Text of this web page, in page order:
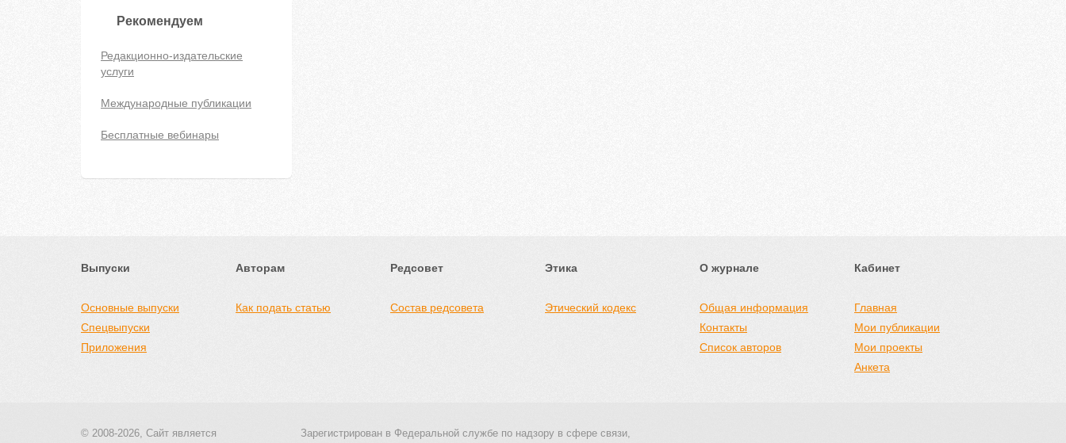
Рекомендуем
Редакционно-издательские
услуги
Международные публикации
Бесплатные вебинары
Выпуски
Основные выпуски
Спецвыпуски
Приложения
Авторам
Как подать статью
Редсовет
Состав редсовета
Этика
Этический кодекс
О журнале
Общая информация
Контакты
Список авторов
Кабинет
Главная
Мои публикации
Мои проекты
Анкета
© 2008-2026, Сайт является
Зарегистрирован в Федеральной службе по надзору в сфере связи,